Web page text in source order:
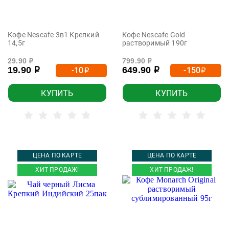
Кофе Nescafe 3в1 Крепкий
14,5г
29.90 р
19.90 р -10р
КУПИТЬ
Кофе Nescafe Gold
растворимый 190г
799.90 р
649.90 р -150р
КУПИТЬ
ЦЕНА ПО КАРТЕ
ХИТ ПРОДАЖ!
ЦЕНА ПО КАРТЕ
ХИТ ПРОДАЖ!